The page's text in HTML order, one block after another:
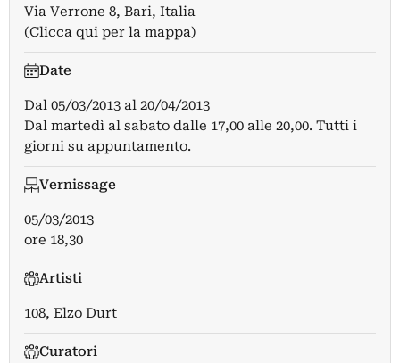
Via Verrone 8, Bari, Italia
(Clicca qui per la mappa)
Date
Dal 05/03/2013 al 20/04/2013
Dal martedì al sabato dalle 17,00 alle 20,00. Tutti i
giorni su appuntamento.
Vernissage
05/03/2013
ore 18,30
Artisti
108, Elzo Durt
Curatori